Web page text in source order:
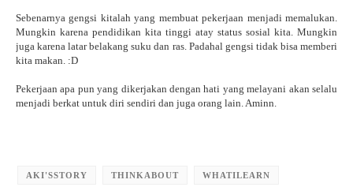
Sebenarnya gengsi kitalah yang membuat pekerjaan menjadi memalukan.
Mungkin karena pendidikan kita tinggi atay status sosial kita. Mungkin
juga karena latar belakang suku dan ras. Padahal gengsi tidak bisa memberi
kita makan. :D
Pekerjaan apa pun yang dikerjakan dengan hati yang melayani akan selalu
menjadi berkat untuk diri sendiri dan juga orang lain. Aminn.
AKI'SSTORY THINKABOUT WHATILEARN